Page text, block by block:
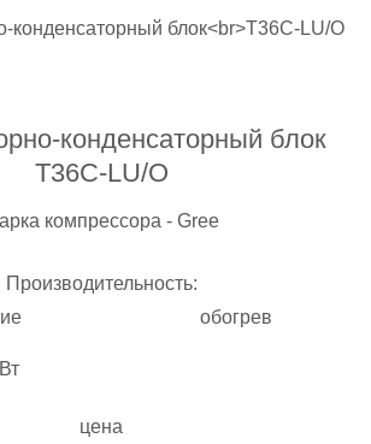
конденсаторный блок
T36C-LU/O
компрессора - Gree
Производительность:
обогрев
цена